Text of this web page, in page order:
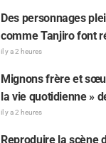
grillade nature, c'est
connaisseur »
Des personnages
comme Tanjiro font
spectaculaire que sur
affiche géante de
Demon Slayer:
apparaît à Ikebukuro
il y a 2 heures
Mignons frère et
la vie quotidienne »
mangeant de la glace
Daemons of the
il y a 2 heures
Reproduire la scène